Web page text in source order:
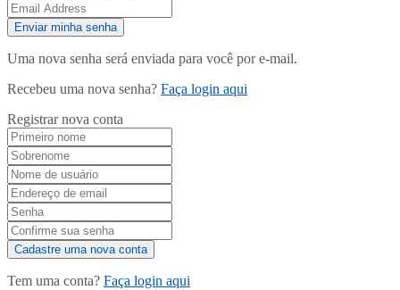
Uma nova senha será enviada para você por e-mail.
Recebeu uma nova senha? Faça login aqui
Registrar nova conta
Tem uma conta? Faça login aqui